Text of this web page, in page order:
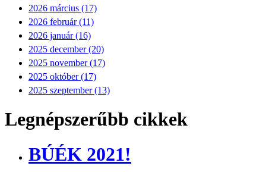
2026 március (17)
2026 február (11)
2026 január (16)
2025 december (20)
2025 november (17)
2025 október (17)
2025 szeptember (13)
Legnépszerűbb cikkek
BÚÉK 2021!